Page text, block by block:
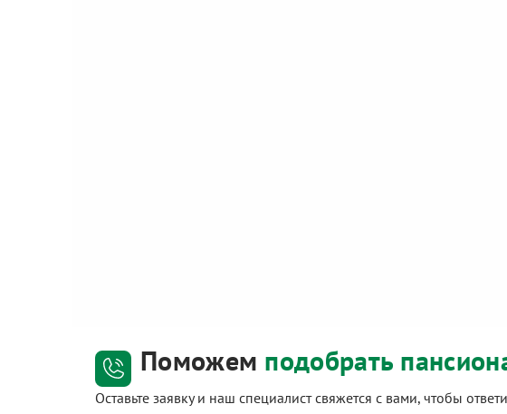
Поможем подобрать
Оставьте заявку и наш специалист свяжется с вами, чтобы